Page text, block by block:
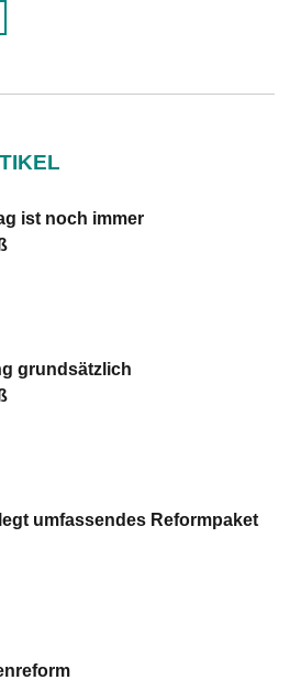
ist noch immer
grundsätzlich
umfassendes Reformpaket